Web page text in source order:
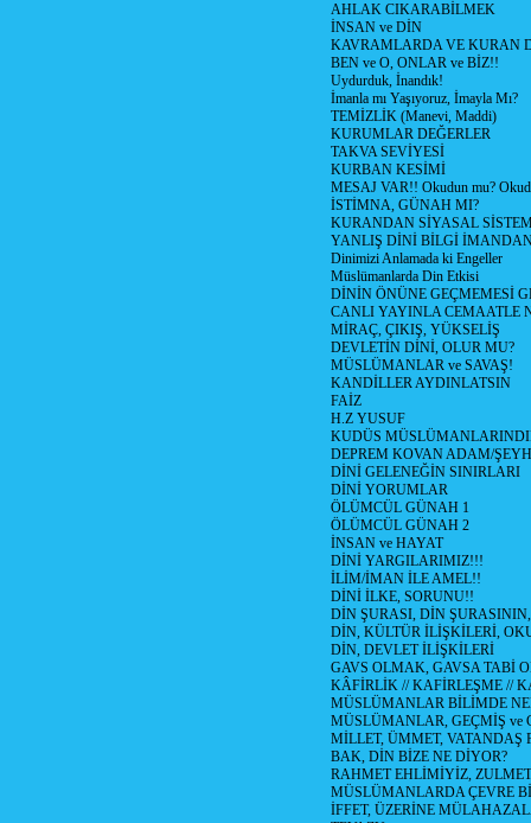
AHLAK CIKARABİLMEK
İNSAN ve DİN
KAVRAMLARDA VE KURAN
BEN ve O, ONLAR ve BİZ!!
Uydurduk, İnandık!
İmanla mı Yaşıyoruz, İmayla Mı?
TEMİZLİK (Manevi, Maddi)
KURUMLAR DEĞERLER
TAKVA SEVİYESİ
KURBAN KESİMİ
MESAJ VAR!! Okudun mu?
İSTİMNA, GÜNAH MI?
KURANDAN SİYASAL
YANLIŞ DİNİ BİLGİ
Dinimizi Anlamada ki Engeller
Müslümanlarda Din Etkisi
DİNİN ÖNÜNE GEÇMEMESİ
CANLI YAYINLA CEMAATLE
MİRAÇ, ÇIKIŞ, YÜKSELİŞ
DEVLETİN DİNİ, OLUR MU?
MÜSLÜMANLAR ve SAVAŞ!
KANDİLLER AYDINLATSIN
FAİZ
H.Z YUSUF
KUDÜS
DEPREM KOVAN ADAM/ŞEYH
DİNİ GELENEĞİN SINIRLARI
DİNİ YORUMLAR
ÖLÜMCÜL GÜNAH 1
ÖLÜMCÜL GÜNAH 2
İNSAN ve HAYAT
DİNİ YARGILARIMIZ!!!
İLİM/İMAN İLE AMEL!!
DİNİ İLKE, SORUNU!!
DİN ŞURASI, DİN
DİN, KÜLTÜR İLİŞKİLERİ,
DİN, DEVLET İLİŞKİLERİ
GAVS OLMAK, GAVSA TABİ
KÂFİRLİK // KAFİRLEŞME //
MÜSLÜMANLAR BİLİMDE
MÜSLÜMANLAR, GEÇMİŞ ve
MİLLET, ÜMMET, VATANDAŞ
BAK, DİN BİZE NE DİYOR?
RAHMET EHLİMİYİZ,
MÜSLÜMANLARDA ÇEVRE
İFFET, ÜZERİNE